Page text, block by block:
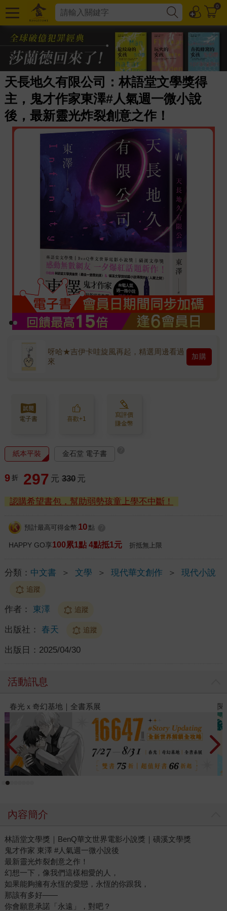
0
天長地久有限公司：林語堂文學獎得
主，鬼才作家東澤#人氣週一微小說
後，最新靈光炸裂創意之作！
呀哈★吉伊卡哇旋風再起，精選周邊看過
來
加購
電子書 喜歡+1
寫評價
賺金幣
紙本平裝 金石堂 電子書
9 折 297 元 330 元
認購希望書包，幫助弱勢孩童上學不中斷！
預計最高可得金幣 10 點
HAPPY GO享100累1點 4點抵1元 折抵無上限
分類： 中文書 ＞ 文學 ＞ 現代華文創作 ＞ 現代小說
追蹤
作者： 東澤 追蹤
出版社： 春天 追蹤
出版日： 2025/04/30
活動訊息
春光ｘ奇幻基地｜全書系展
內容簡介
林語堂文學獎｜BenQ華文世界電影小說獎｜磺溪文學獎
鬼才作家 東澤 #人氣週一微小說後
最新靈光炸裂創意之作！
幻想一下，像我們這樣相愛的人，
如果能夠擁有永恆的愛戀，永恆的你跟我，
那該有多好——
你會願意承諾「永遠」，對吧？